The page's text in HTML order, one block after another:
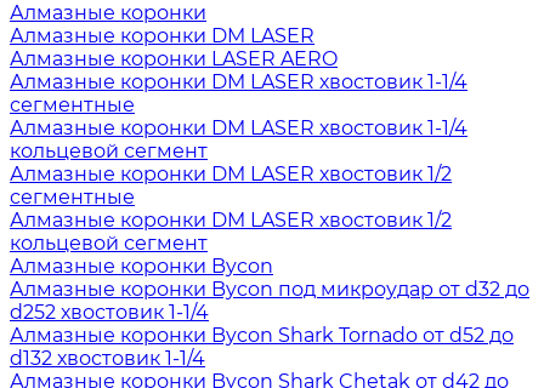
Алмазные коронки
Алмазные коронки DM LASER
Алмазные коронки LASER AERO
Алмазные коронки DM LASER хвостовик 1-1/4
сегментные
Алмазные коронки DM LASER хвостовик 1-1/4
кольцевой сегмент
Алмазные коронки DM LASER хвостовик 1/2
сегментные
Алмазные коронки DM LASER хвостовик 1/2
кольцевой сегмент
Алмазные коронки Bycon
Алмазные коронки Bycon под микроудар от d32 до
d252 хвостовик 1-1/4
Алмазные коронки Bycon Shark Tornado от d52 до
d132 хвостовик 1-1/4
Алмазные коронки Bycon Shark Chetak от d42 до